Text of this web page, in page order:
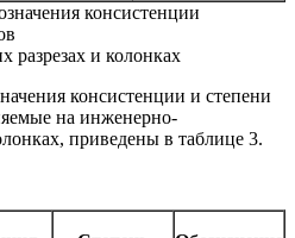
консистенции
разрезах и колонках
консистенции и степени
на инженерно-
приведены в таблице 3.